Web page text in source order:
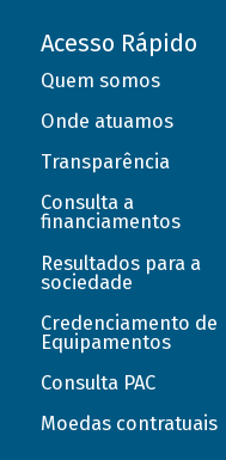
Acesso Rápido
Quem somos
Onde atuamos
Transparência
Consulta a
financiamentos
Resultados para a
sociedade
Credenciamento de
Equipamentos
Consulta PAC
Moedas contratuais